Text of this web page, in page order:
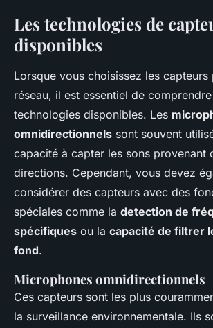
Les technologies de
disponibles
Lorsque vous choisissez les
réseau, il est essentiel de
technologies disponibles. Les
omnidirectionnels sont souvent
capacité à capter les sons provenant
directions. Cependant, vous devez
considérer des capteurs avec des
spéciales comme la detection de
spécifiques ou la capacité de filtrer
fond.
Microphones omnidirectionnels
Ces capteurs sont les plus
la surveillance environnementale. Ils